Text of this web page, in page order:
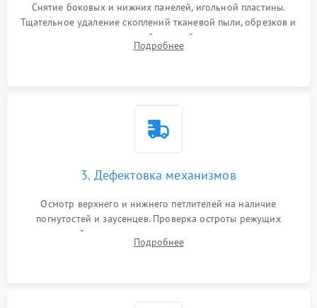
Снятие боковых и нижних панелей, игольной пластины.
Тщательное удаление скоплений тканевой пыли, обрезков и
очесов из зоны петлителей и ножей с помощью жестких
кистей, пинцета и потока сжатого воздуха.
Подробнее
3. Дефектовка механизмов
Осмотр верхнего и нижнего петлителей на наличие
погнутостей и заусенцев. Проверка остроты режущих
кромок ножей, состояния приводного ремня, электромотора
и механизма дифференциальной подачи ткани.
Подробнее